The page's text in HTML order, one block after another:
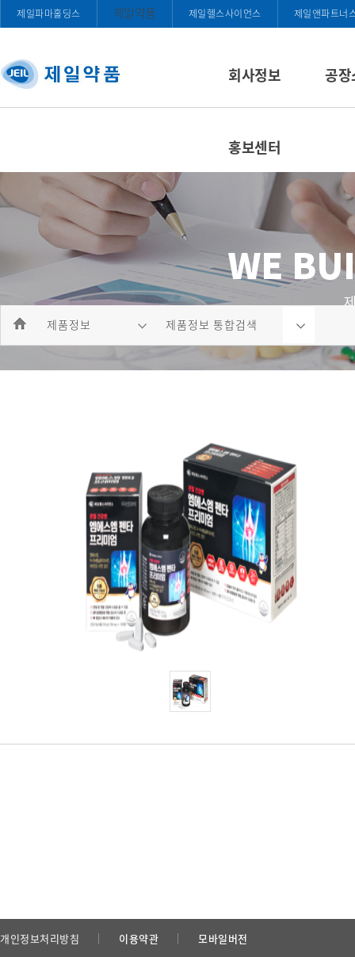
제일파마홀딩스 제일약품 제일헬스사이언스 제일앤파트너
회사정보 공
홍보센터
제품정보 제품정보 통합검색
개인정보처리방침 이용약관 모바일버전